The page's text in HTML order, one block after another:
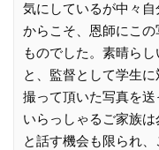
気にしているが中々
からこそ、恩師にこ
ものでした。素晴ら
と、監督として学生
撮って頂いた写真を
いらっしゃるご家族
と話す機会も限られ